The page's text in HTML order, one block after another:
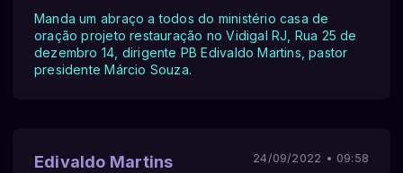
Manda um abraço a todos do ministério casa de
oração projeto restauração no Vidigal RJ, Rua 25 de
dezembro 14, dirigente PB Edivaldo Martins, pastor
presidente Márcio Souza.
Edivaldo Martins 24/09/2022 • 09:58